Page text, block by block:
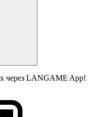
через LANGAME App!